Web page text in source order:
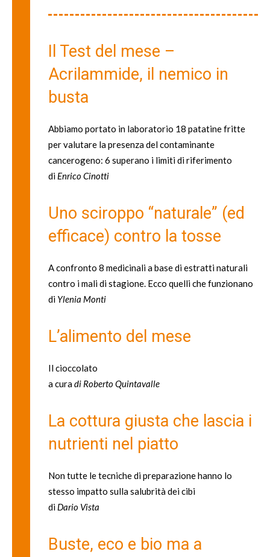
Il Test del mese –
Acrilammide, il nemico in
busta
Abbiamo portato in laboratorio 18 patatine fritte
per valutare la presenza del contaminante
cancerogeno: 6 superano i limiti di riferimento
di Enrico Cinotti
Uno sciroppo “naturale” (ed
efficace) contro la tosse
A confronto 8 medicinali a base di estratti naturali
contro i mali di stagione. Ecco quelli che funzionano
di Ylenia Monti
L’alimento del mese
Il cioccolato
a curadi Roberto Quintavalle
La cottura giusta che lascia i
nutrienti nel piatto
Non tutte le tecniche di preparazione hanno lo
stesso impatto sulla salubrità dei cibi
di Dario Vista
Buste, eco e bio ma a